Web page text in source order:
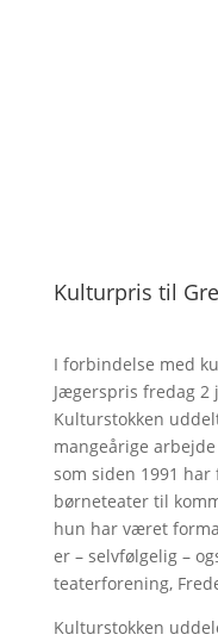
Kulturpris til
I forbindelse med
Jægerspris fredag
Kulturstokken
mangeårige
som siden 1991
børneteater til
hun har været
er – selvfølgelig –
teaterforening,
Kulturstokken